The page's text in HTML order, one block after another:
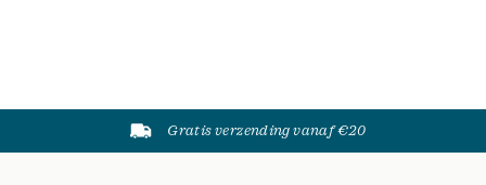
Gratis verzending vanaf €20